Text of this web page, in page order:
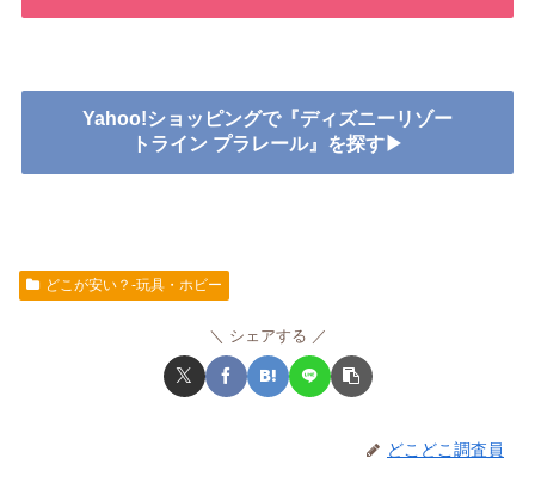
Yahoo!ショッピングで『ディズニーリゾー
トライン プラレール』を探す▶
どこが安い？-玩具・ホビー
シェアする
どこどこ調査員